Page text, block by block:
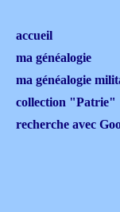
accueil
ma généalogie
ma généalogie
collection "Patrie"
recherche avec